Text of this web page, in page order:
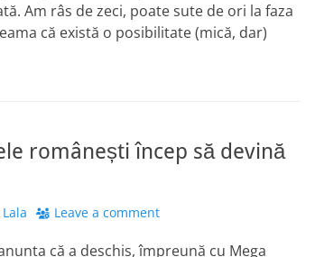
Am râs de zeci, poate sute de ori la faza
că există o posibilitate (mică, dar)
românești încep să devină
Leave a comment
că a deschis, împreună cu Mega